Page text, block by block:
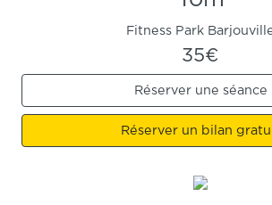
Fitness Park
35€
Réserver une séance
Réserver un bilan